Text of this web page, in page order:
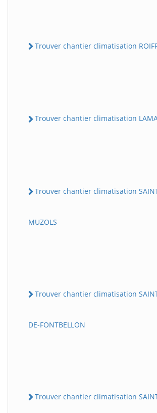
Trouver chantier climatisation
Trouver chantier climatisation
Trouver chantier climatisation
MUZOLS
Trouver chantier climatisation
DE-FONTBELLON
Trouver chantier climatisation